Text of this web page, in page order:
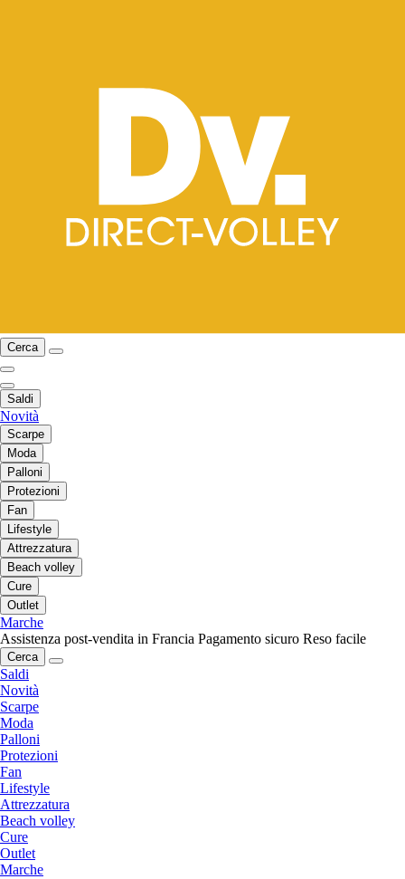
Cerca
Saldi
Novità
Scarpe
Moda
Palloni
Protezioni
Fan
Lifestyle
Attrezzatura
Beach volley
Cure
Outlet
Marche
Assistenza post-vendita in Francia Pagamento sicuro Reso facile
Cerca
Saldi
Novità
Scarpe
Moda
Palloni
Protezioni
Fan
Lifestyle
Attrezzatura
Beach volley
Cure
Outlet
Marche